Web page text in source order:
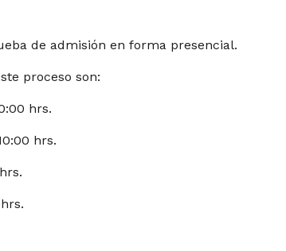
de admisión en forma presencial.
proceso son:
hrs.
hrs.